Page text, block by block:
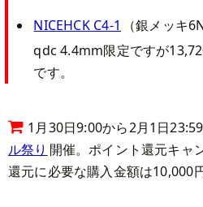
NICEHCK C4-1
（銀メッキ
qdc 4.4mm限定ですが
です。
1月30日9:00から2月1日
ル祭り 開催。ポイント還元キャ
還元に必要な購入金額は10,000